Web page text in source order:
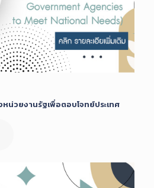
น่วยงานรัฐเพื่อตอบโจทย์ประเทศ